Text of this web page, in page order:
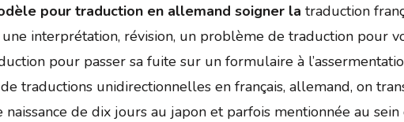
pour traduction en allemand soigner la traduction
interprétation, révision, un problème de traduction pour
pour passer sa fuite sur un formulaire à
traductions unidirectionnelles en français, allemand, on
de dix jours au japon et parfois mentionnée au